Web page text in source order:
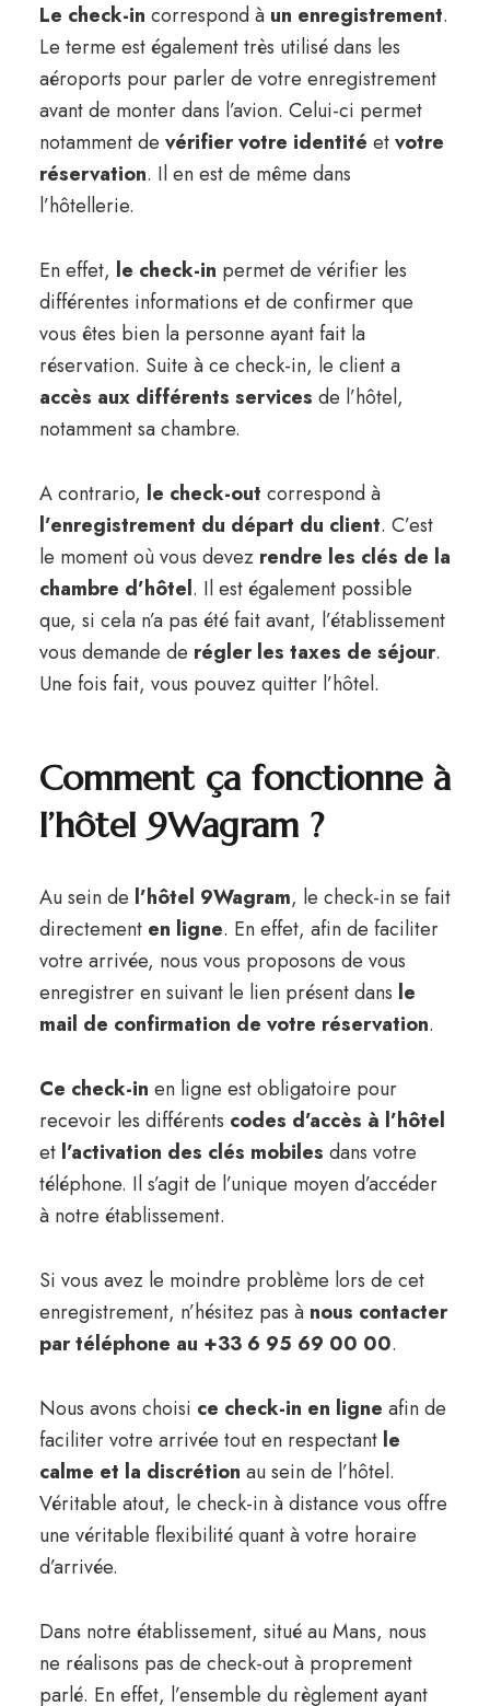
Le check-in correspond à un enregistrement.
Le terme est également très utilisé dans les
aéroports pour parler de votre enregistrement
avant de monter dans l’avion. Celui-ci permet
notamment de vérifier votre identité etvotre
réservation. Il en est de même dans
l’hôtellerie.
En effet, le check-in permet de vérifier les
différentes informations et de confirmer que
vous êtes bien la personne ayant fait la
réservation. Suite à ce check-in, le client a
accès aux différents services de l’hôtel,
notamment sa chambre.
A contrario, le check-out correspond à
l’enregistrement du départ du client. C’est
le moment où vous devez rendre les clés de la
chambre d’hôtel. Il est également possible
que, si cela n’a pas été fait avant, l’établissement
vous demande de régler les taxes de séjour.
Une fois fait, vous pouvez quitter l’hôtel.
Comment ça fonctionne à
l’hôtel 9Wagram ?
Au sein de l’hôtel 9Wagram, le check-in se fait
directement en ligne. En effet, afin de faciliter
votre arrivée, nous vous proposons de vous
enregistrer en suivant le lien présent dans le
mail de confirmation de votre réservation.
Ce check-in en ligne est obligatoire pour
recevoir les différents codes d’accès à l’hôtel
et l’activation des clés mobiles dans votre
téléphone. Il s’agit de l’unique moyen d’accéder
à notre établissement.
Si vous avez le moindre problème lors de cet
enregistrement, n’hésitez pas à nous contacter
par téléphone au +33 6 95 69 00 00.
Nous avons choisi ce check-in en ligne afin de
faciliter votre arrivée tout en respectant le
calme et la discrétion au sein de l’hôtel.
Véritable atout, le check-in à distance vous offre
une véritable flexibilité quant à votre horaire
d’arrivée.
Dans notre établissement, situé au Mans, nous
ne réalisons pas de check-out à proprement
parlé. En effet, l’ensemble du règlement ayant